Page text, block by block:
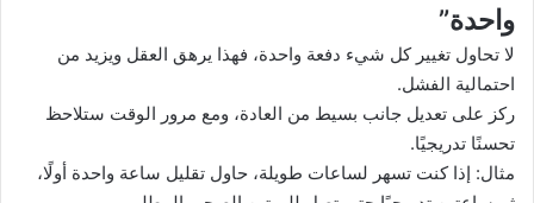
واحدة”
لا تحاول تغيير كل شيء دفعة واحدة، فهذا يرهق العقل ويزيد من
احتمالية الفشل.
ركز على تعديل جانب بسيط من العادة، ومع مرور الوقت ستلاحظ
تحسنًا تدريجيًا.
مثال: إذا كنت تسهر لساعات طويلة، حاول تقليل ساعة واحدة أولًا،